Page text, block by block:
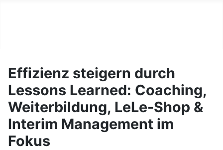
Effizienz steigern durch
Lessons Learned: Coaching,
Weiterbildung, LeLe-Shop &
Interim Management im
Fokus